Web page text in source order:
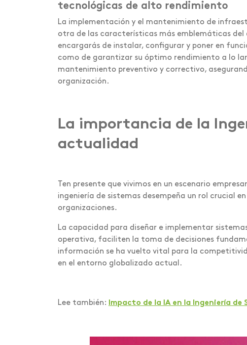
tecnológicas de alto rendimiento
La implementación y el mantenimiento de
otra de las características más emblemáticas del
encargarás de instalar, configurar y poner en
como de garantizar su óptimo rendimiento a lo
mantenimiento preventivo y correctivo,
organización.
La importancia de la
actualidad
Ten presente que vivimos en un escenario
ingeniería de sistemas desempeña un rol crucial
organizaciones.
La capacidad para diseñar e implementar
operativa, faciliten la toma de decisiones
información se ha vuelto vital para la
en el entorno globalizado actual.
Lee también: Impacto de la IA en la Ingeniería de